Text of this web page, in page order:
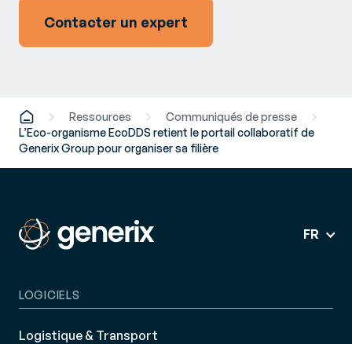
Contacter un expert
Ressources
Communiqués de presse
L’Eco-organisme EcoDDS retient le portail collaboratif de
Generix Group pour organiser sa filière
FR
LOGICIELS
Logistique & Transport